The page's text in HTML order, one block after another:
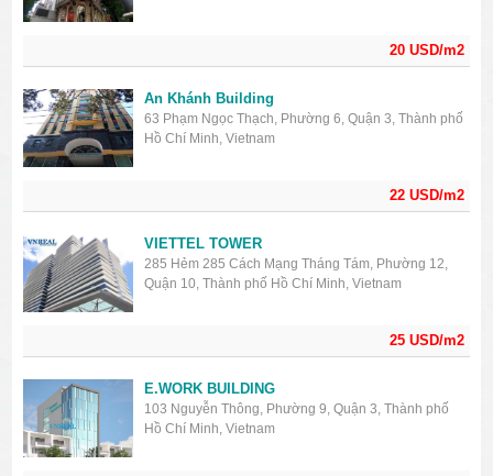
20 USD/m2
22 USD/m2
An Khánh Building
63 Phạm Ngọc Thạch, Phường 6, Quận 3, Thành phố
Hồ Chí Minh, Vietnam
25 USD/m2
VIETTEL TOWER
285 Hẻm 285 Cách Mạng Tháng Tám, Phường 12,
Quận 10, Thành phố Hồ Chí Minh, Vietnam
E.WORK BUILDING
103 Nguyễn Thông, Phường 9, Quận 3, Thành phố
Hồ Chí Minh, Vietnam